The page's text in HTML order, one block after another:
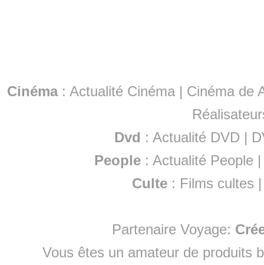
Cinéma: Actualité Cinéma | Cinéma de
Dvd : Actualité DVD |
People :Actualité People
Culte : Films cultes
Partenaire Voyage:
Vous êtes un amateur de produits